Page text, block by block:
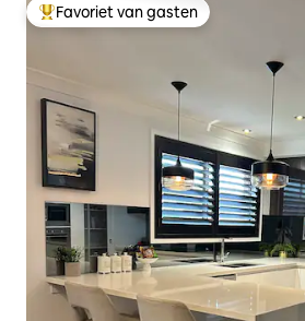
Topfavoriet van gasten
Favoriet van gasten